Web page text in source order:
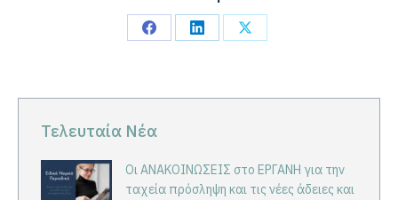
Share Share Share
Τελευταία Νέα
Οι ΑΝΑΚΟΙΝΩΣΕΙΣ στο ΕΡΓΑΝΗ για την
ταχεία πρόσληψη και τις νέες άδειες και